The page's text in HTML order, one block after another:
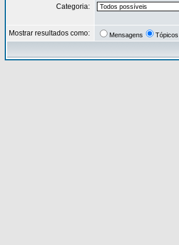
Categoria:
Mostrar resultados como: Mensagens Tópicos